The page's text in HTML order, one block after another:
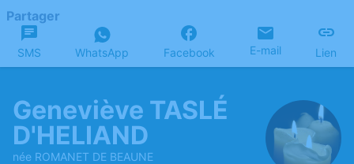
Partager
SMS WhatsApp Facebook E-mail Lien
Geneviève TASLÉ
D'HELIAND
née ROMANET DE BEAUNE